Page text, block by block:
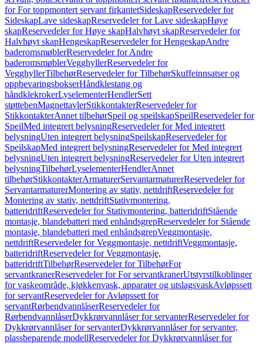
for For toppmontert servant firkantetSideskapReservedeler for
SideskapLave sideskapReservedeler for Lave sideskapHøye
skapReservedeler for Høye skapHalvhøyt skapReservedeler for
Halvhøyt skapHengeskapReservedeler for HengeskapAndre
baderomsmøblerReservedeler for Andre
baderomsmøblerVegghyllerReservedeler for
VegghyllerTilbehørReservedeler for TilbehørSkuffeinnsatser og
oppbevaringsbokserHåndklestang og
håndklekrokerLyselementerHendlerSett
støttebenMagnettavlerStikkontakterReservedeler for
StikkontakterAnnet tilbehørSpeil og speilskapSpeilReservedeler for
SpeilMed integrert belysningReservedeler for Med integrert
belysningUten integrert belysningSpeilskapReservedeler for
SpeilskapMed integrert belysningReservedeler for Med integrert
belysningUten integrert belysningReservedeler for Uten integrert
belysningTilbehørLyselementerHendlerAnnet
tilbehørStikkontakterArmaturerServantarmaturerReservedeler for
ServantarmaturerMontering av stativ, nettdriftReservedeler for
Montering av stativ, nettdriftStativmontering,
batteridriftReservedeler for Stativmontering, batteridriftStående
montasje, blandebatteri med enhåndsgrepReservedeler for Stående
montasje, blandebatteri med enhåndsgrepVeggmontasje,
nettdriftReservedeler for Veggmontasje, nettdriftVeggmontasje,
batteridriftReservedeler for Veggmontasje,
batteridriftTilbehørReservedeler for TilbehørFor
servantkranerReservedeler for For servantkranerUtstyrstilkoblinger
for vaskeområde, kjøkkenvask, apparater og utslagsvaskAvløpssett
for servantReservedeler for Avløpssett for
servantRørbendvannlåserReservedeler for
RørbendvannlåserDykkrørvannlåser for servanterReservedeler for
Dykkrørvannlåser for servanterDykkrørvannlåser for servanter,
plassbeparende modellReservedeler for Dykkrørvannlåser for